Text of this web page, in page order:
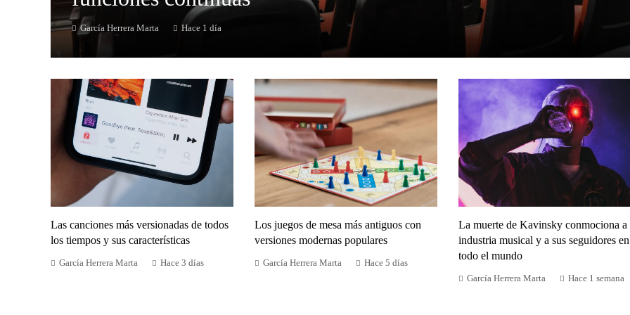
García Herrera Marta Hace 1 día
Las canciones más versionadas de todos
los tiempos y sus características
García Herrera Marta Hace 3 días
Los juegos de mesa más antiguos con
versiones modernas populares
García Herrera Marta Hace 5 días
La muerte de Kavinsky conmociona a
industria musical y a sus seguidores en
todo el mundo
García Herrera Marta Hace 1 semana